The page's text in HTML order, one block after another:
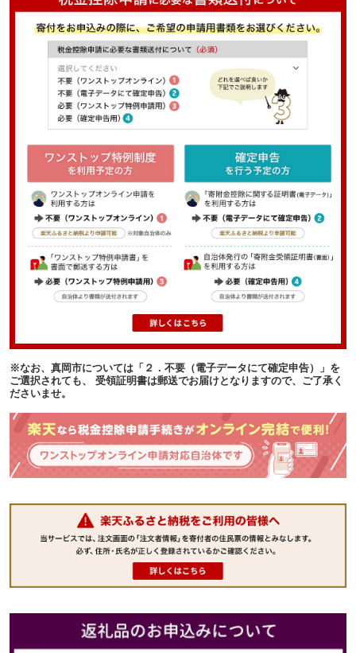
※なお、真岡市については「２．不要（電子データにて確定申告）」を
ご選択されても、 受領証明書は郵送でお届けとなりますので、ご了承く
ださいませ。